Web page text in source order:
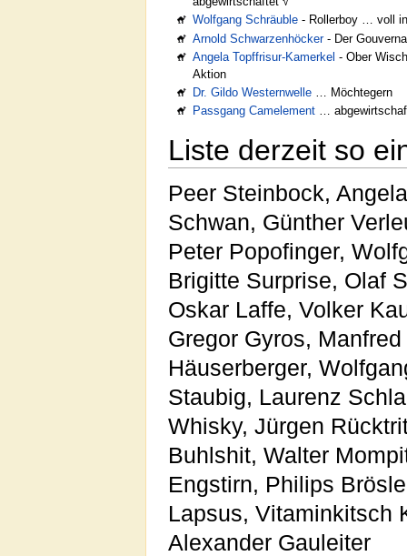
Wolfgang Schräuble - Rollerboy … voll
Arnold Schwarzenhöcker- Der
Angela Topffrisur-Kamerkel - Ober
Aktion
Dr. Gildo Westernwelle … Möchtegern
Passgang Camelement …
Liste derzeit so
Peer Steinbock,
Schwan, Günther
Peter Popofinger,
Brigitte Surprise, Olaf
Oskar Laffe, Volker
Gregor Gyros,
Häuserberger,
Staubig, Laurenz
Whisky, Jürgen
Buhlshit, Walter
Engstirn, Philips
Lapsus, Vitaminkitsch
Alexander Gauleiter